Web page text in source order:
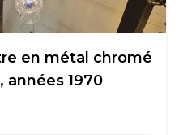
en métal chromé
1970